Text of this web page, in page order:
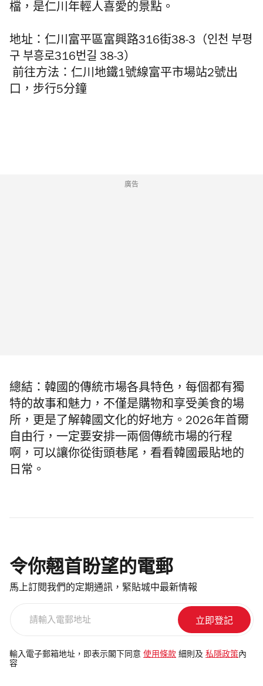
檔，是仁川年輕人喜愛的景點。
地址：仁川富平區富興路316街38-3（인천 부평
구 부흥로316번길 38-3）
前往方法：仁川地鐵1號線富平市場站2號出
口，步行5分鐘
廣告
總結：韓國的傳統市場各具特色，每個都有獨
特的故事和魅力，不僅是購物和享受美食的場
所，更是了解韓國文化的好地方。2026年首爾
自由行，一定要安排一兩個傳統市場的行程
啊，可以讓你從街頭巷尾，看看韓國最貼地的
日常。
令你翹首盼望的電郵
馬上訂閱我們的定期通訊，緊貼城中最新情報
電
郵
輸入電子郵箱地址，即表示閣下同意 使用條款 細則及 私隱政策內
容